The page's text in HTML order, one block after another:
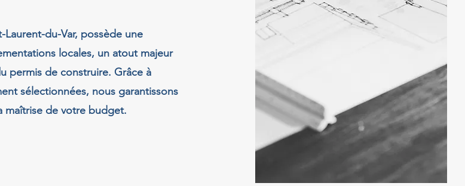
du-Var, possède une
locales, un atout majeur
permis de construire. Grâce à
sélectionnées, nous garantissons
maîtrise de votre budget.